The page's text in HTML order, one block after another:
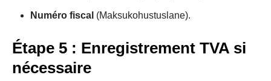
Numéro fiscal (Maksukohustuslane).
Étape 5 : Enregistrement TVA si
nécessaire